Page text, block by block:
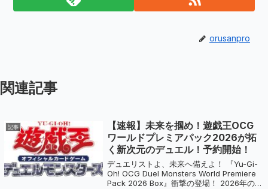
orusanpro
関連記事
記事
【速報】未来を掴め！遊戯王OCG
ワールドプレミアパック2026が拓
く新次元のデュエル！予約開始！
デュエリストよ、未来へ備えよ！ 『Yu-Gi-
Oh! OCG Duel Monsters World Premiere
Pack 2026 Box』衝撃の登場！ 2026年のデ